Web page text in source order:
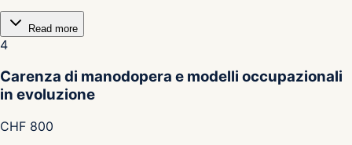
Read more
4
Carenza di manodopera e modelli occupazionali
in evoluzione
CHF 800